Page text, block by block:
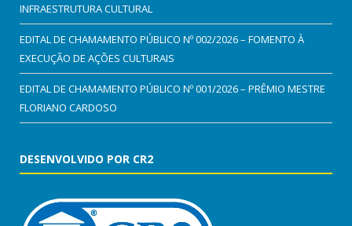
INFRAESTRUTURA CULTURAL
EDITAL DE CHAMAMENTO PÚBLICO Nº 002/2026 – FOMENTO À
EXECUÇÃO DE AÇÕES CULTURAIS
EDITAL DE CHAMAMENTO PÚBLICO Nº 001/2026 – PRÊMIO MESTRE
FLORIANO CARDOSO
DESENVOLVIDO POR CR2